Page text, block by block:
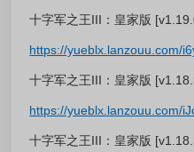
十字军之王III：皇家版
https://yueblx.lanzouu.com/
十字军之王III：皇家版
https://yueblx.lanzouu.com/
十字军之王III：皇家版